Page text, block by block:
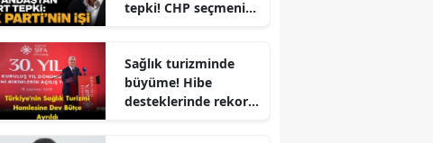
tepki! CHP seçmeni
Sağlık turizminde
büyüme! Hibe
desteklerinde rekor